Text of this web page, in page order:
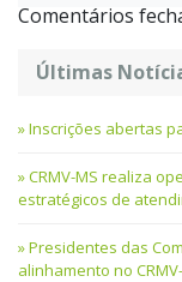
Comentários
Últimas
Inscrições abertas
CRMV-MS realiza
estratégicos de
Presidentes das
alinhamento no